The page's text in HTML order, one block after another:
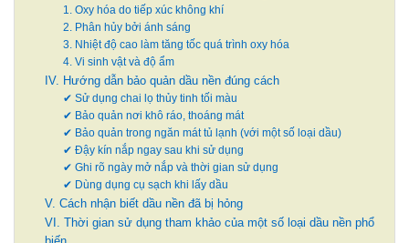
1. Oxy hóa do tiếp xúc không khí
2. Phân hủy bởi ánh sáng
3. Nhiệt độ cao làm tăng tốc quá trình oxy hóa
4. Vi sinh vật và độ ẩm
IV. Hướng dẫn bảo quản dầu nền đúng cách
✔ Sử dụng chai lọ thủy tinh tối màu
✔ Bảo quản nơi khô ráo, thoáng mát
✔ Bảo quản trong ngăn mát tủ lạnh (với một số loại dầu)
✔ Đậy kín nắp ngay sau khi sử dụng
✔ Ghi rõ ngày mở nắp và thời gian sử dụng
✔ Dùng dụng cụ sạch khi lấy dầu
V. Cách nhận biết dầu nền đã bị hỏng
VI. Thời gian sử dụng tham khảo của một số loại dầu nền phổ